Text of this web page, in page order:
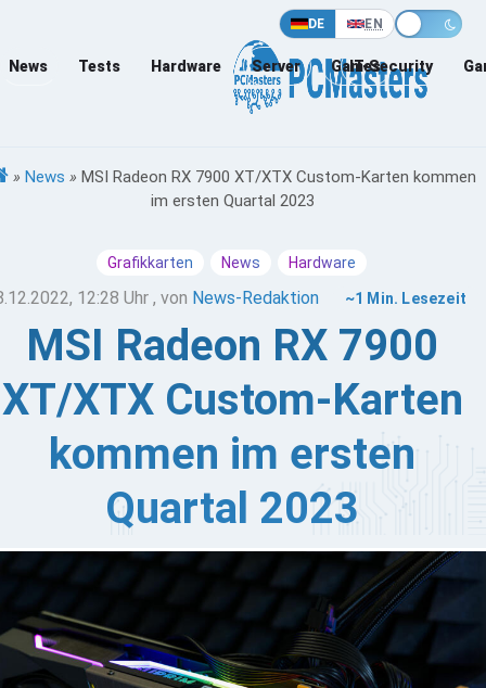
DE EN
News Tests Hardware Server Games
IT-Security
» News » MSI Radeon RX 7900 XT/XTX Custom-Karten kommen
im ersten Quartal 2023
Grafikkarten News Hardware
12:28 Uhr , von News-Redaktion ~1 Min. Lesezeit
MSI Radeon RX 7900
XT/XTX Custom-Karten
kommen im ersten
Quartal 2023
zählt zu den größten Herstellern von Grafikkarten
jedoch hat der Hersteller keine Radeon RX 7900
XTX Karten vorgestellt, obwohl Gigabyte, PowerColor
ASUS das getan haben. Der Herstellernicht hat nicht
ein Referenzmodell gezeigt, das AMD selbst an alle
liefert. MSI hat nun gegenüber Andreas Schilling